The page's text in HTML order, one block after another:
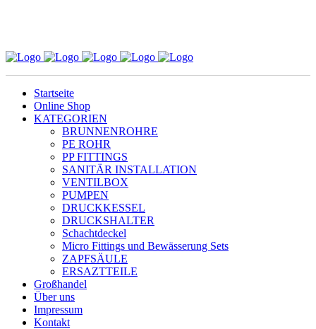
Startseite
Online Shop
KATEGORIEN
BRUNNENROHRE
PE ROHR
PP FITTINGS
SANITÄR INSTALLATION
VENTILBOX
PUMPEN
DRUCKKESSEL
DRUCKSHALTER
Schachtdeckel
Micro Fittings und Bewässerung Sets
ZAPFSÄULE
ERSAZTTEILE
Großhandel
Über uns
Impressum
Kontakt